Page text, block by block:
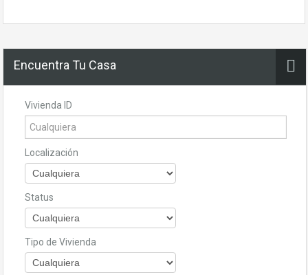
Encuentra Tu Casa
Vivienda ID
Localización
Status
Tipo de Vivienda